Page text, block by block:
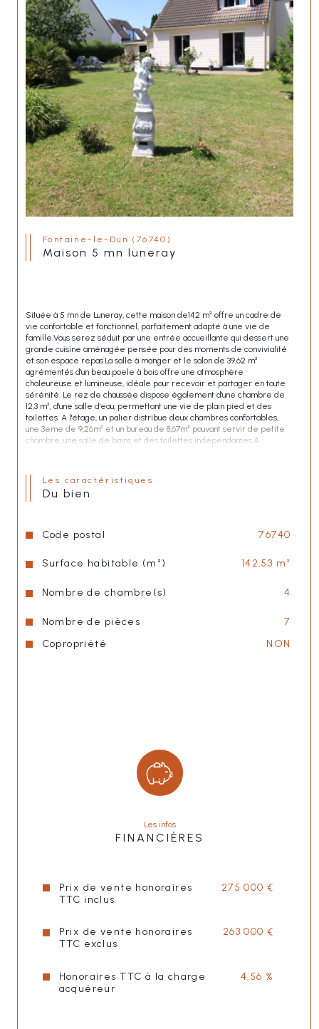
Fontaine-le-Dun (76740)
maison 5 mn luneray
Située à 5 mn de Luneray, cette maison de142 m² offre un cadre de
vie confortable et fonctionnel, parfaitement adapté à une vie de
famille.Vous serez séduit par une entrée accueillante qui dessert une
grande cuisine aménagée pensée pour des moments de convivialité
et son espace repas.La salle à manger et le salon de 39,62 m²
agrémentés d'un beau poele à bois offre une atmosphère
chaleureuse et lumineuse, idéale pour recevoir et partager en toute
sérénité. Le rez de chaussée dispose également d'une chambre de
12,3 m², d'une salle d'eau, permettant une vie de plain pied et des
toilettes. A l'étage, un palier distribue deux chambres confortables,
une 3eme de 9,26m² et un bureau de 8,67m² pouvant servir de petite
chambre, une salle de bains et des toilettes indépendantes.A
bien. Une maison agréable et bien située, idéale pour une famille
souhaitant allier confort, proximité des commerces et qualité de vie
Les caractéristiques
du bien
Code postal 76740
Surface habitable (m²) 142,53 m²
Nombre de chambre(s) 4
Nombre de pièces
7
Copropriété
NON
Les infos
FINANCIÈRES
Prix de vente honoraires
TTC inclus
275 000 €
Prix de vente honoraires
TTC exclus
263 000 €
Honoraires TTC à la charge
acquéreur
4,56 %